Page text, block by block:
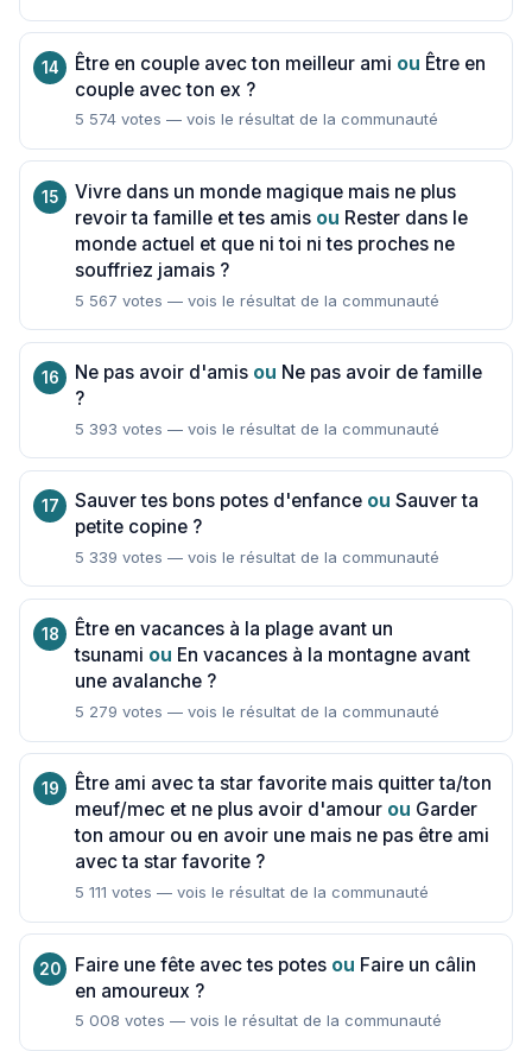
Être en couple avec ton meilleur ami ou Être en
couple avec ton ex ?
5 574 votes — vois le résultat de la communauté
Vivre dans un monde magique mais ne plus
revoir ta famille et tes amis ou Rester dans le
monde actuel et que ni toi ni tes proches ne
souffriez jamais ?
5 567 votes — vois le résultat de la communauté
Ne pas avoir d'amis ou Ne pas avoir de famille
?
5 393 votes — vois le résultat de la communauté
Sauver tes bons potes d'enfance ou Sauver ta
petite copine ?
5 339 votes — vois le résultat de la communauté
Être en vacances à la plage avant un
tsunami ou En vacances à la montagne avant
une avalanche ?
5 279 votes — vois le résultat de la communauté
Être ami avec ta star favorite mais quitter ta/ton
meuf/mec et ne plus avoir d'amour ou Garder
ton amour ou en avoir une mais ne pas être ami
avec ta star favorite ?
5 111 votes — vois le résultat de la communauté
Faire une fête avec tes potes ou Faire un câlin
en amoureux ?
5 008 votes — vois le résultat de la communauté